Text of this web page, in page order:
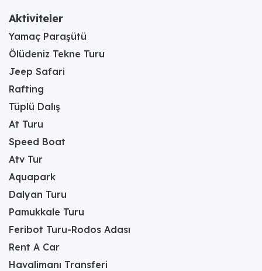
Aktiviteler
Yamaç Paraşütü
Ölüdeniz Tekne Turu
Jeep Safari
Rafting
Tüplü Dalış
At Turu
Speed Boat
Atv Tur
Aquapark
Dalyan Turu
Pamukkale Turu
Feribot Turu-Rodos Adası
Rent A Car
Havalimanı Transferi